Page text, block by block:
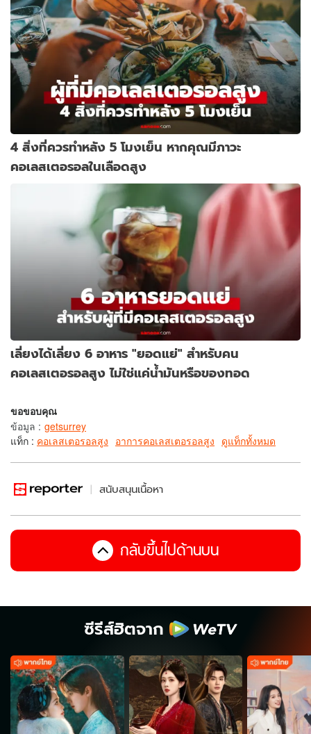
4 สิ่งที่ควรทำหลัง 5 โมงเย็น หากคุณมีภาวะ
คอเลสเตอรอลในเลือดสูง
เลี่ยงได้เลี่ยง 6 อาหาร "ยอดแย่" สำหรับคน
คอเลสเตอรอลสูง ไม่ใช่แค่น้ำมันหรือของทอด
ขอขอบคุณ
ข้อมูล : getsurrey
แท็ก : คอเลสเตอรอลสูง อาการคอเลสเตอรอลสูง ดูแท็กทั้งหมด
สนับสนุนเนื้อหา
กลับขึ้นไปด้านบน
ซีรีส์ฮิตจาก